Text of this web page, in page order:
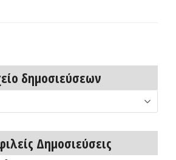
δημοσιεύσεων
Δημοσιεύσεις